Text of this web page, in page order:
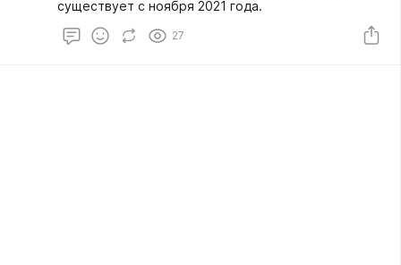
существует с ноября 2021 года.
27